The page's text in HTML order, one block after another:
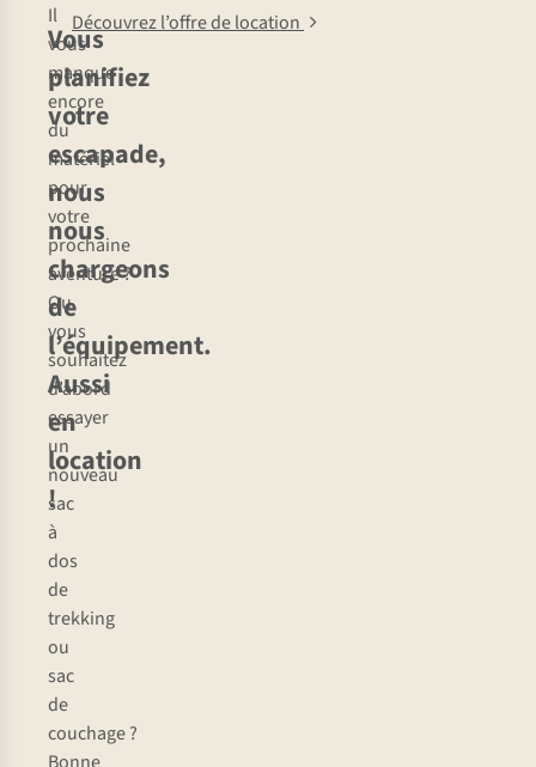
Vous
planifiez
votre
escapade,
nous
nous
chargeons
de
l’équipement.
Aussi
en
location
!
Il
vous
manque
encore
du
matériel
pour
votre
prochaine
aventure ?
Ou
vous
souhaitez
d’abord
essayer
un
nouveau
sac
à
dos
de
trekking
ou
sac
de
couchage ?
Découvrez l’offre de location